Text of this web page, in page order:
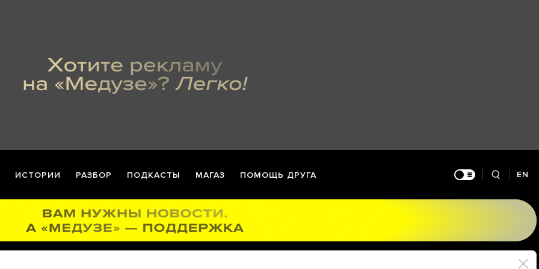
ИСТОРИИ РАЗБОР ПОДКАСТЫ МАГАЗ ПОМОЩЬ ДРУГА EN